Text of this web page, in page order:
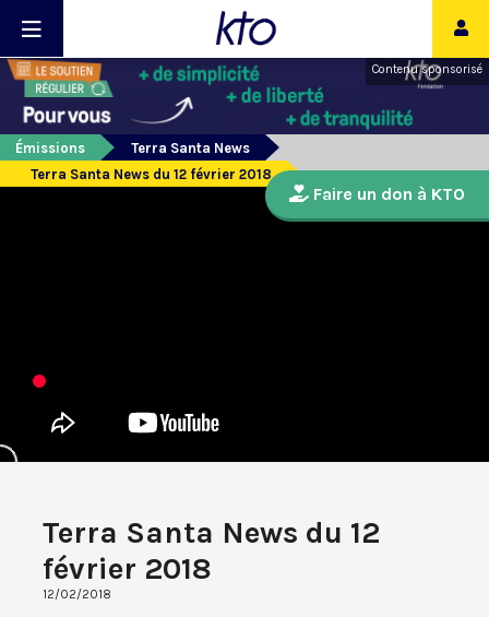
Contenu sponsorisé
Émissions
Terra Santa News
Terra Santa News du 12 février 2018
Terra Santa News du 12
février 2018
12/02/2018
Faire un don à KTO